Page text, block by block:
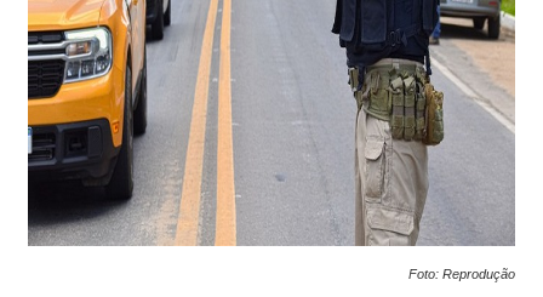
Foto: Reprodução